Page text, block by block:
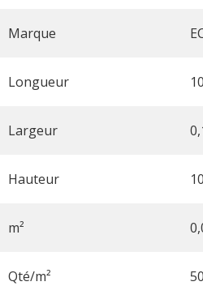
Marque
Longueur
Largeur
Hauteur
m²
Qté/m²